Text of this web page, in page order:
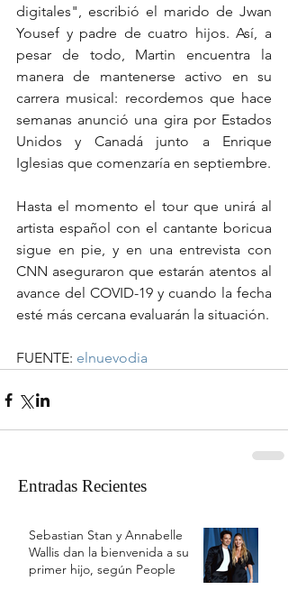
digitales", escribió el marido de Jwan
Yousef y padre de cuatro hijos. Así, a
pesar de todo, Martin encuentra la
manera de mantenerse activo en su
carrera musical: recordemos que hace
semanas anunció una gira por Estados
Unidos y Canadá junto a Enrique
Iglesias que comenzaría en septiembre.
Hasta el momento el tour que unirá al
artista español con el cantante boricua
sigue en pie, y en una entrevista con
CNN aseguraron que estarán atentos al
avance del COVID-19 y cuando la fecha
esté más cercana evaluarán la situación.
FUENTE: elnuevodia
Entradas Recientes
Sebastian Stan y Annabelle
Wallis dan la bienvenida a su
primer hijo, según People